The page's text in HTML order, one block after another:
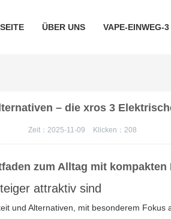
ÜBER UNS VAPE-EINWEG-3
– die xros 3
Zeit：2025-11-09 Klicken：208
zum Alltag mit kompakten
attraktiv sind
und Alternativen, mit besonderem Fokus